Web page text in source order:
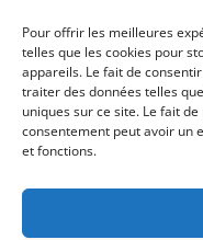
Pour offrir les meilleures
telles que les cookies pour
appareils. Le fait de
traiter des données telles
uniques sur ce site. Le fait
consentement peut avoir un
et fonctions.